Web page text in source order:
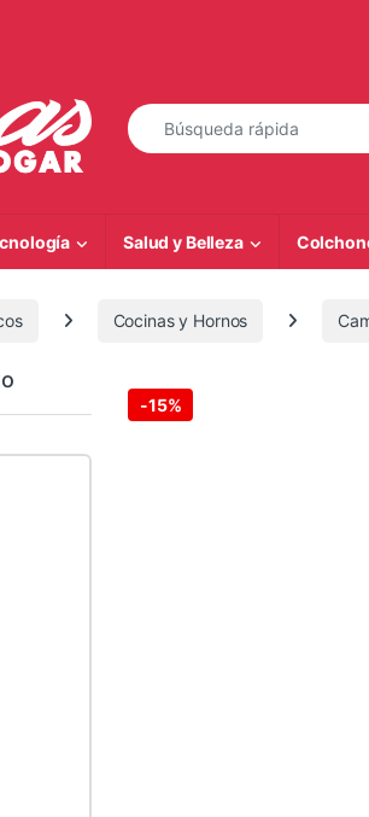
Búsqueda de:
Salud y Belleza
Cocinas y Hornos
-15%